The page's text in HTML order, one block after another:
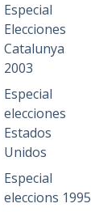
Especial
Elecciones
Catalunya
2003
Especial
elecciones
Estados
Unidos
Especial
eleccions 1995